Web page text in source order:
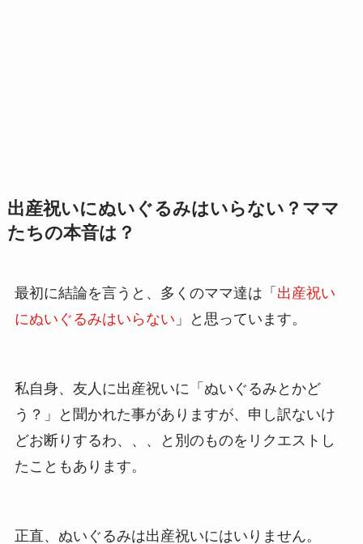
出産祝いにぬいぐるみはいらない？ママ
たちの本音は？
最初に結論を言うと、多くのママ達は「 出産祝い
にぬいぐるみはいらない 」と思っています。
私自身、友人に出産祝いに「ぬいぐるみとかど
う？」と聞かれた事がありますが、申し訳ないけ
どお断りするわ、、、と別のものをリクエストし
たこともあります。
正直、ぬいぐるみは出産祝いにはいりません。